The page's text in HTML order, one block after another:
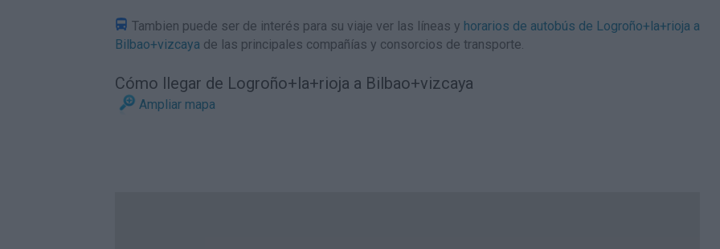
Tambien puede ser de interés para su viaje ver las líneas y horarios de autobús de Logroño+la+rioja a
Bilbao+vizcaya de las principales compañías y consorcios de transporte.
Cómo llegar de Logroño+la+rioja a Bilbao+vizcaya
Ampliar mapa